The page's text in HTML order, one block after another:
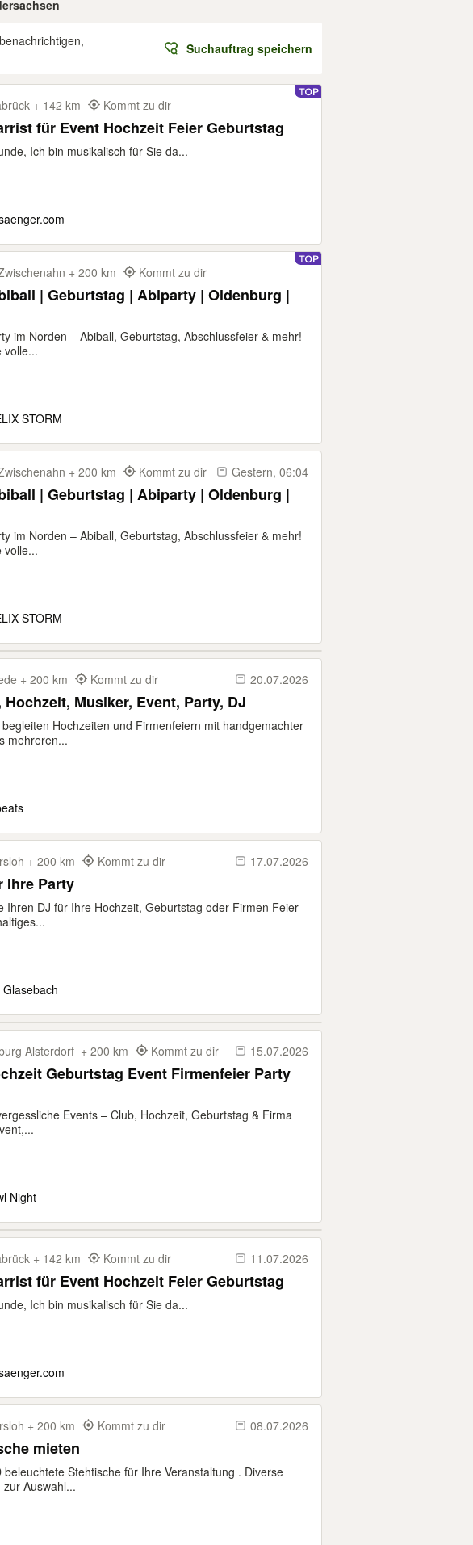
Suchauftrag speichern
+ 142 km Kommt zu dir
für Event Hochzeit Feier Geburtstag
Ich bin musikalisch für Sie da...
+ 200 km Kommt zu dir
| Geburtstag | Abiparty | Oldenburg |
im Norden – Abiball, Geburtstag, Abschlussfeier & mehr!
volle...
STORM
+ 200 km Kommt zu dir Gestern, 06:04
| Geburtstag | Abiparty | Oldenburg |
im Norden – Abiball, Geburtstag, Abschlussfeier & mehr!
volle...
STORM
+ 200 km Kommt zu dir 20.07.2026
Hochzeit, Musiker, Event, Party, DJ
Hochzeiten und Firmenfeiern mit handgemachter
mehreren...
+ 200 km Kommt zu dir 17.07.2026
Ihre Party
Ihren DJ für Ihre Hochzeit, Geburtstag oder Firmen Feier
Glasebach
Alsterdorf + 200 km Kommt zu dir 15.07.2026
Geburtstag Event Firmenfeier Party
Events – Club, Hochzeit, Geburtstag & Firma
Night
+ 142 km Kommt zu dir 11.07.2026
für Event Hochzeit Feier Geburtstag
Ich bin musikalisch für Sie da...
+ 200 km Kommt zu dir 08.07.2026
mieten
beleuchtete Stehtische für Ihre Veranstaltung . Diverse
Auswahl...